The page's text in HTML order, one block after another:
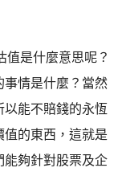
值是什麼意思呢？
情是什麼？當然
能不賠錢的永恆
的東西，這就是
能夠針對股票及企